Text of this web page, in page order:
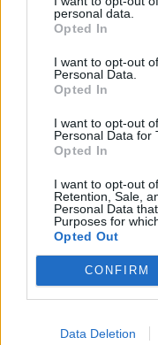
personal data.
Opted In
I want to opt-out
Personal Data.
Opted In
I want to opt-out
Personal Data for
Opted In
I want to opt-out
Retention, Sale,
Personal Data
Purposes for
Opted Out
CONFIRM
Data Deletion
desportivo à
Basquetebol
Siga-nos no Instagram